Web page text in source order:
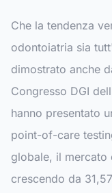
Che la tendenza
odontoiatria sia
dimostrato anche
Congresso DGI
hanno presentato
point-of-care
globale, il
crescendo da